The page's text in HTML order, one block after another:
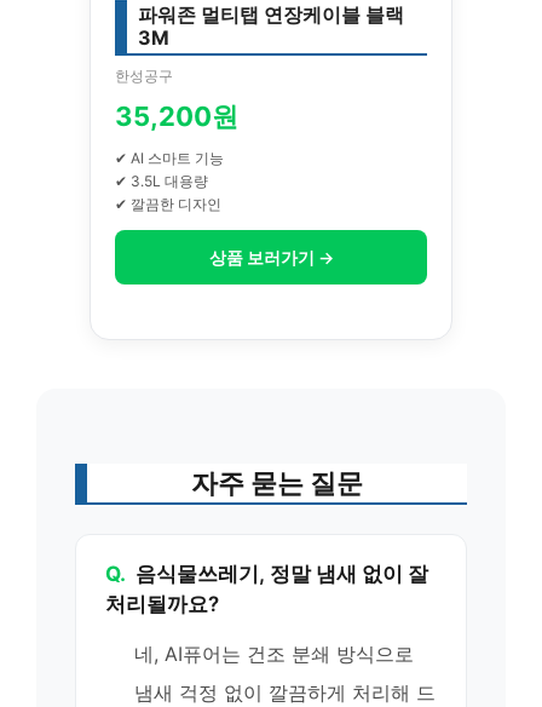
파워존 멀티탭 연장케이블 블랙
3M
한성공구
35,200원
✔ AI 스마트 기능
✔ 3.5L 대용량
✔ 깔끔한 디자인
상품 보러가기 →
자주 묻는 질문
Q. 음식물쓰레기, 정말 냄새 없이 잘
처리될까요?
네, AI퓨어는 건조 분쇄 방식으로
냄새 걱정 없이 깔끔하게 처리해 드